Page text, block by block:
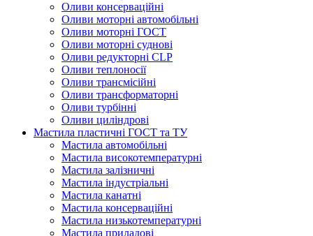
Оливи консерваційні
Оливи моторні автомобільні
Оливи моторні ГОСТ
Оливи моторні суднові
Оливи редукторні CLP
Оливи теплоносії
Оливи трансмісійні
Оливи трансформаторні
Оливи турбінні
Оливи циліндрові
Мастила пластичні ГОСТ та ТУ
Мастила автомобільні
Мастила високотемпературні
Мастила залізничні
Мастила індустріальні
Мастила канатні
Мастила консерваційні
Мастила низькотемпературні
Мастила приладові